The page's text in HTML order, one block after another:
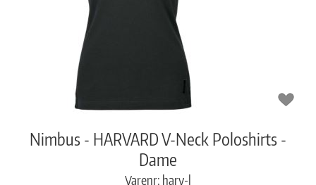
Nimbus - HARVARD V-Neck Poloshirts -
Dame
Varenr: harv-l